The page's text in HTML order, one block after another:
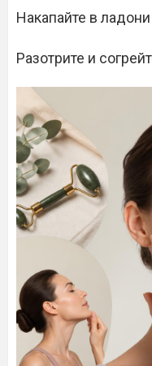
Накапайте в
Разотрите и